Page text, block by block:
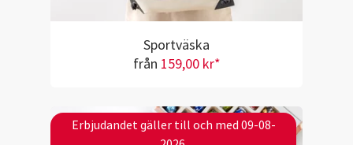
Sportväska
från 159,00 kr*
Erbjudandet gäller till och med 09-08-